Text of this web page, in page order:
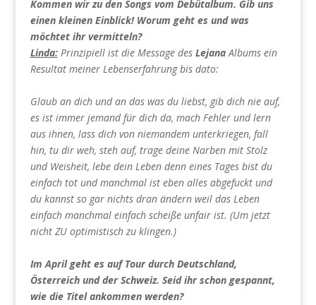
Kommen wir zu den Songs vom Debütalbum. Gib uns
einen kleinen Einblick! Worum geht es und was
möchtet ihr vermitteln?
Linda:Prinzipiell ist die Message des LejanaAlbums ein
Resultat meiner Lebenserfahrung bis dato:
Glaub an dich und an das was du liebst, gib dich nie auf,
es ist immer jemand für dich da, mach Fehler und lern
aus ihnen, lass dich von niemandem unterkriegen, fall
hin, tu dir weh, steh auf, trage deine Narben mit Stolz
und Weisheit, lebe dein Leben denn eines Tages bist du
einfach tot und manchmal ist eben alles abgefuckt und
du kannst so gar nichts dran ändern weil das Leben
einfach manchmal einfach scheiße unfair ist. (Um jetzt
nicht ZU optimistisch zu klingen.)
Im April geht es auf Tour durch Deutschland,
Österreich und der Schweiz. Seid ihr schon gespannt,
wie die Titel ankommen werden?